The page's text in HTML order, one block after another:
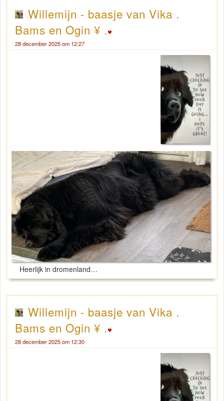
Willemijn - baasje van Vika .
Bams en Ogin ¥ .
28 december 2025 om 12:27
Heerlijk in dromenland…
Willemijn - baasje van Vika .
Bams en Ogin ¥ .
28 december 2025 om 12:30